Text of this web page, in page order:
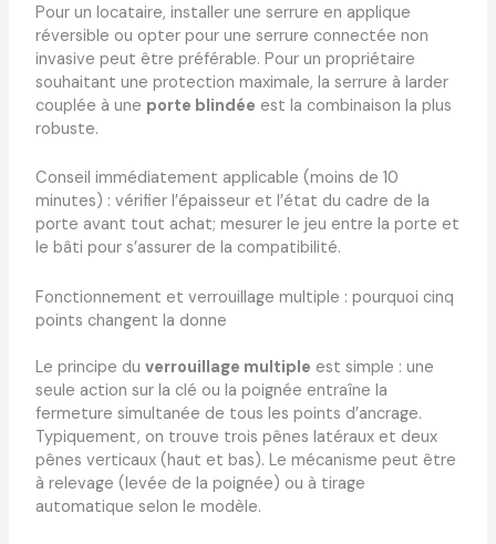
Pour un locataire, installer une serrure en applique
réversible ou opter pour une serrure connectée non
invasive peut être préférable. Pour un propriétaire
souhaitant une protection maximale, la serrure à larder
couplée à une porte blindée est la combinaison la plus
robuste.
Conseil immédiatement applicable (moins de 10
minutes) : vérifier l’épaisseur et l’état du cadre de la
porte avant tout achat; mesurer le jeu entre la porte et
le bâti pour s’assurer de la compatibilité.
Fonctionnement et verrouillage multiple : pourquoi cinq
points changent la donne
Le principe du verrouillage multiple est simple : une
seule action sur la clé ou la poignée entraîne la
fermeture simultanée de tous les points d’ancrage.
Typiquement, on trouve trois pênes latéraux et deux
pênes verticaux (haut et bas). Le mécanisme peut être
à relevage (levée de la poignée) ou à tirage
automatique selon le modèle.